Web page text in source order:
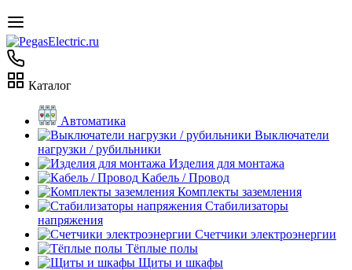
Каталог
Автоматика
Выключатели
нагрузки / рубильники
Изделия для монтажа
Кабель / Провод
Комплекты заземления
Стабилизаторы
напряжения
Счетчики электроэнергии
Тёплые полы
Щиты и шкафы